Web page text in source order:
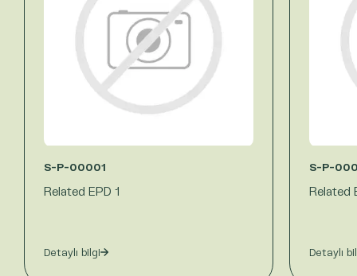
S-P-00001
Related EPD 1
Detaylı bilgi
S-P-
Related
Detaylı